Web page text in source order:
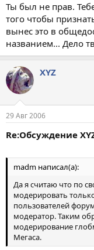
Ты был не прав.
того чтобы
вынес это в
названием... Дело
XYZ
29 Авг 2006
Re:Обсуждение
madm написал(а):
Да я считаю что по
модерировать
пользователей
модератор. Таким
модерирование
Мегаса.